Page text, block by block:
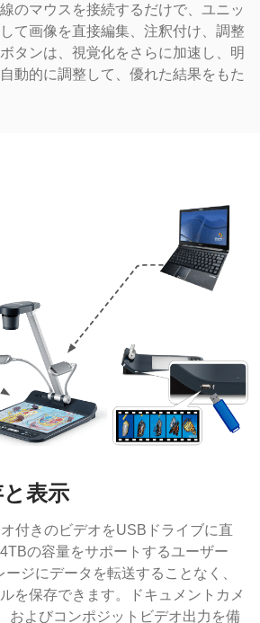
のマウスを接続するだけで、ユニッ
て画像を直接編集、注釈付け、調整
タンは、視覚化をさらに加速し、明
動的に調整して、優れた結果をもた
表示
付きのビデオをUSBドライブに直
の容量をサポートするユーザー
ジにデータを転送することなく、
を保存できます。ドキュメントカメ
およびコンポジットビデオ出力を備